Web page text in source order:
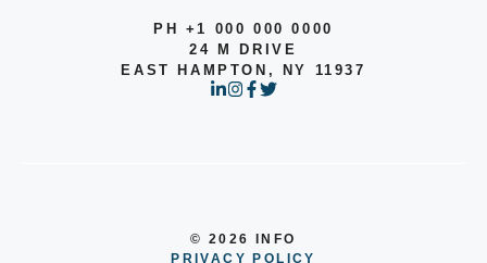
PH +1 000 000 0000
24 M DRIVE
EAST HAMPTON, NY 11937
© 2026 INFO
PRIVACY POLICY